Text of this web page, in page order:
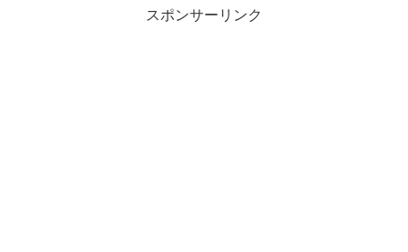
スポンサーリンク